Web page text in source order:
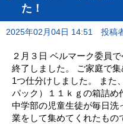
た！
2025年02月04日 14:51 投稿
２月３日 ベルマーク委員
終了しました。 ご家庭で
1つ仕分けしました。 また
パック）１１ｋｇの箱詰め
中学部の児童生徒が毎日洗
業をして集めてくれたもの